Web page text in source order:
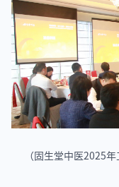
（固生堂中医2025